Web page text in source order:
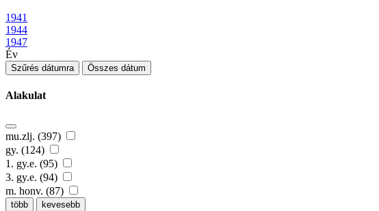
1941
1944
1947
Év
Szűrés dátumra Összes dátum
Alakulat
mu.zlj. (397)
gy. (124)
1. gy.e. (95)
3. gy.e. (94)
m. honv. (87)
több kevesebb